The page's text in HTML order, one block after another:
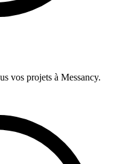
vos projets à Messancy.